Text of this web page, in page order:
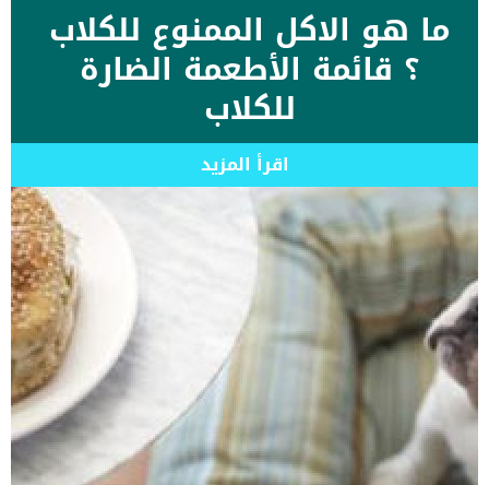
ما هو الاكل الممنوع للكلاب
؟ قائمة الأطعمة الضارة
للكلاب
اقرأ المزيد